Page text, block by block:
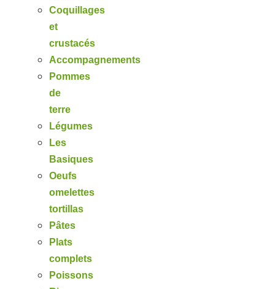
Coquillages
et
crustacés
Accompagnements
Pommes
de
terre
Légumes
Les
Basiques
Oeufs
omelettes
tortillas
Pâtes
Plats
complets
Poissons